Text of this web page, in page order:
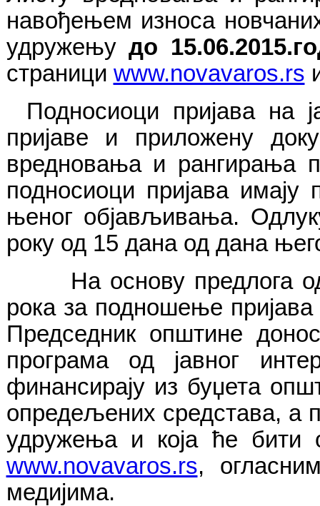
навођењем износа
удружењудо
страници www.novavaros.rs
Подносиоци пријава на
пријаве и приложену
вредновања и рангирања
подносиоци пријава
њеног објављивања.
року од 15 дана од дана
На основу предлога
рока за подношење пријава
Председник општине
програма од јавног
финансирају из буџета
опредељених средстава, а
удружења и која ће бити
www.novavaros.rs,
медијима.